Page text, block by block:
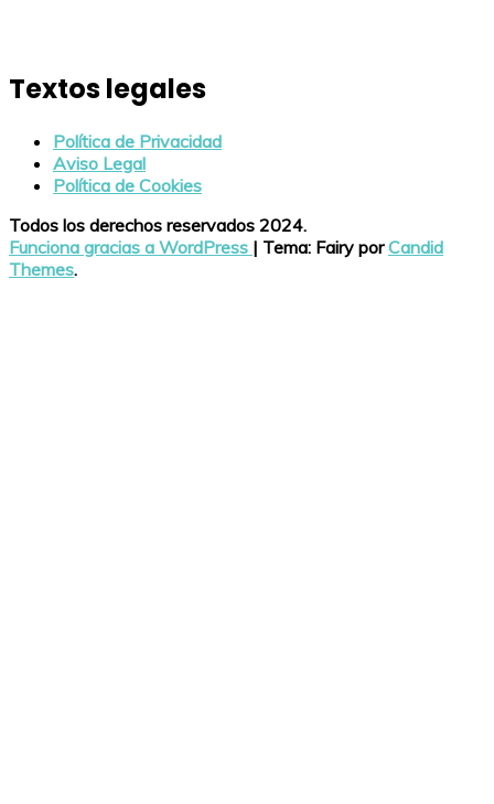
Textos legales
Política de Privacidad
Aviso Legal
Política de Cookies
Todos los derechos reservados 2024.
Funciona gracias a WordPress | Tema: Fairy porCandid
Themes.